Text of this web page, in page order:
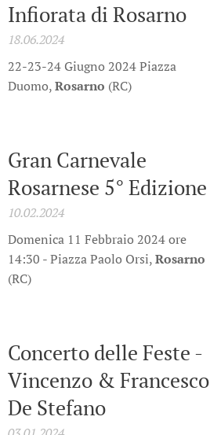
Infiorata di Rosarno
18.06.2024
22-23-24 Giugno 2024 Piazza
Duomo,Rosarno (RC)
Gran Carnevale
Rosarnese 5° Edizione
10.02.2024
Domenica 11 Febbraio 2024 ore
14:30 - Piazza Paolo Orsi,Rosarno
(RC)
Concerto delle Feste -
Vincenzo & Francesco
De Stefano